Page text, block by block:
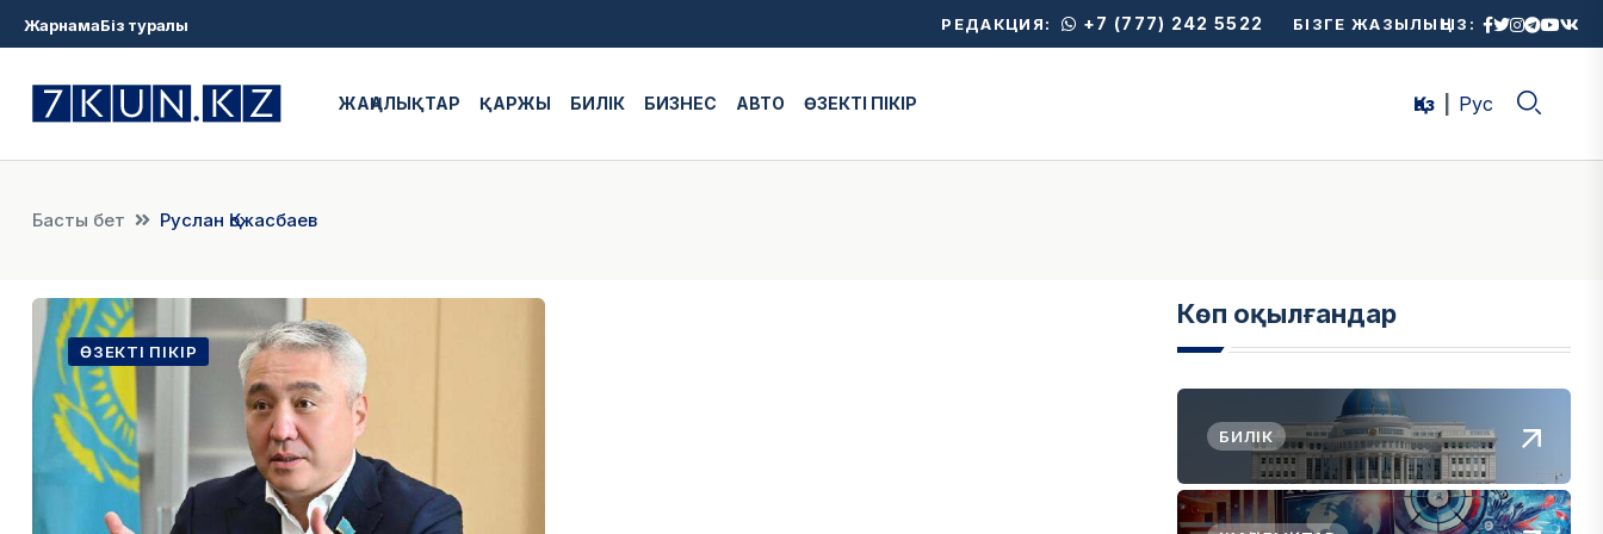
ЖарнамаБіз туралы РЕДАКЦИЯ: +7 (777) 242 5522 БІЗГЕ ЖАЗЫЛЫҢЫЗ:
ЖАҢАЛЫҚТАР ҚАРЖЫ БИЛІК БИЗНЕС АВТО ӨЗЕКТІ ПІКІР Қаз Рус
Басты бет Руслан Қожасбаев
ӨЗЕКТІ ПІКІР
Көп оқылғандар
БИЛІК